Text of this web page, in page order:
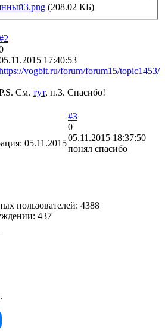
(208.02 КБ)
17:40:53
vogbit.ru/forum/forum15/topic1453/
См. тут, п.3. Спасибо!
05.11.2015
#3
0
05.11.2015 18:37:50
понял спасибо
пользователей: 4388
437